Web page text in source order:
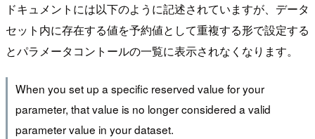
ドキュメントには以下のように記述されていますが、データ
セット内に存在する値を予約値として重複する形で設定する
とパラメータコントールの一覧に表示されなくなります。
When you set up a specific reserved value for your
parameter, that value is no longer considered a valid
parameter value in your dataset.